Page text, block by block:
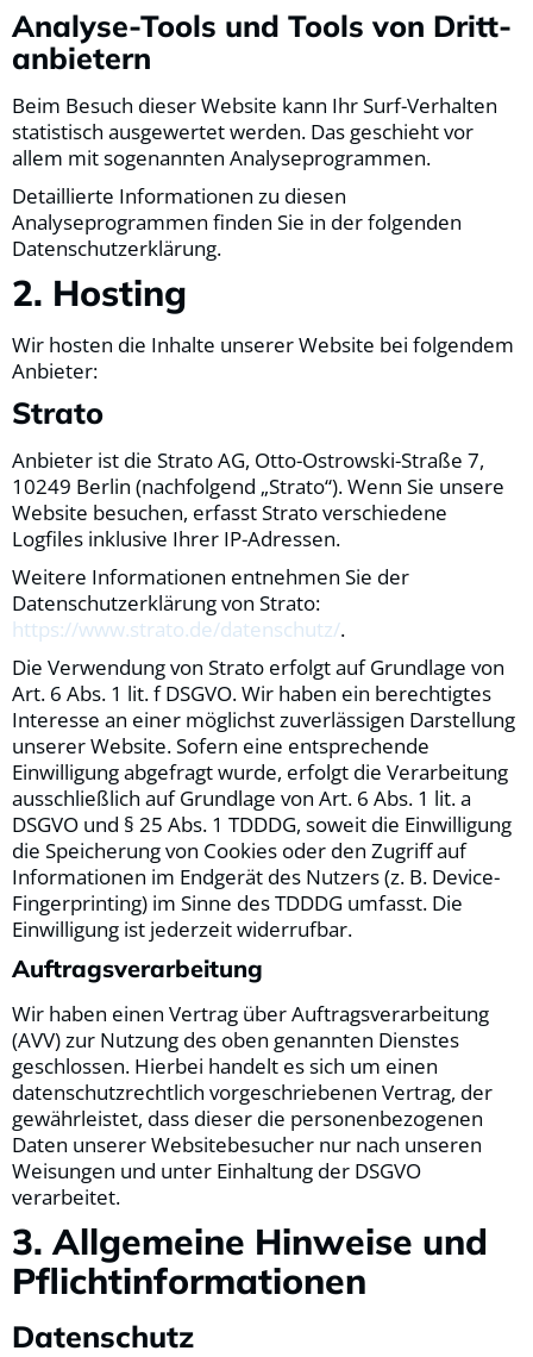
Analyse-Tools und Tools von Dritt­
anbietern
Beim Besuch dieser Website kann Ihr Surf-Verhalten
statistisch ausgewertet werden. Das geschieht vor
allem mit sogenannten Analyseprogrammen.
Detaillierte Informationen zu diesen
Analyseprogrammen finden Sie in der folgenden
Datenschutzerklärung.
2. Hosting
Wir hosten die Inhalte unserer Website bei folgendem
Anbieter:
Strato
Anbieter ist die Strato AG, Otto-Ostrowski-Straße 7,
10249 Berlin (nachfolgend „Strato“). Wenn Sie unsere
Website besuchen, erfasst Strato verschiedene
Logfiles inklusive Ihrer IP-Adressen.
Weitere Informationen entnehmen Sie der
Datenschutzerklärung von Strato:
https://www.strato.de/datenschutz/.
Die Verwendung von Strato erfolgt auf Grundlage von
Art. 6 Abs. 1 lit. f DSGVO. Wir haben ein berechtigtes
Interesse an einer möglichst zuverlässigen Darstellung
unserer Website. Sofern eine entsprechende
Einwilligung abgefragt wurde, erfolgt die Verarbeitung
ausschließlich auf Grundlage von Art. 6 Abs. 1 lit. a
DSGVO und § 25 Abs. 1 TDDDG, soweit die Einwilligung
die Speicherung von Cookies oder den Zugriff auf
Informationen im Endgerät des Nutzers (z. B. Device-
Fingerprinting) im Sinne des TDDDG umfasst. Die
Einwilligung ist jederzeit widerrufbar.
Auftragsverarbeitung
Wir haben einen Vertrag über Auftragsverarbeitung
(AVV) zur Nutzung des oben genannten Dienstes
geschlossen. Hierbei handelt es sich um einen
datenschutzrechtlich vorgeschriebenen Vertrag, der
gewährleistet, dass dieser die personenbezogenen
Daten unserer Websitebesucher nur nach unseren
Weisungen und unter Einhaltung der DSGVO
verarbeitet.
3. Allgemeine Hinweise und
Pflicht­informationen
Datenschutz